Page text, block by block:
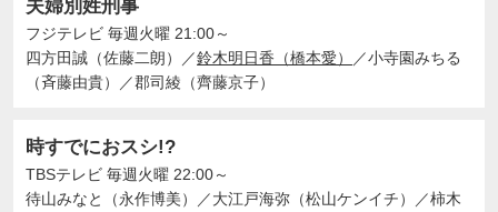
夫婦別姓刑事
フジテレビ 毎週火曜 21:00～
四方田誠（佐藤二朗）
／鈴木明日香（橋本愛） ／小寺園みちる
（斉藤由貴）
／郡司綾（齊藤京子）
時すでにおスシ!?
TBSテレビ 毎週火曜 22:00～
待山みなと（永作博美）
／大江戸海弥（松山ケンイチ） ／柿木